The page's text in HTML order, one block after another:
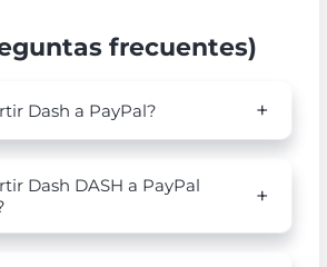
frecuentes)
Dash a PayPal?
Dash DASH a PayPal